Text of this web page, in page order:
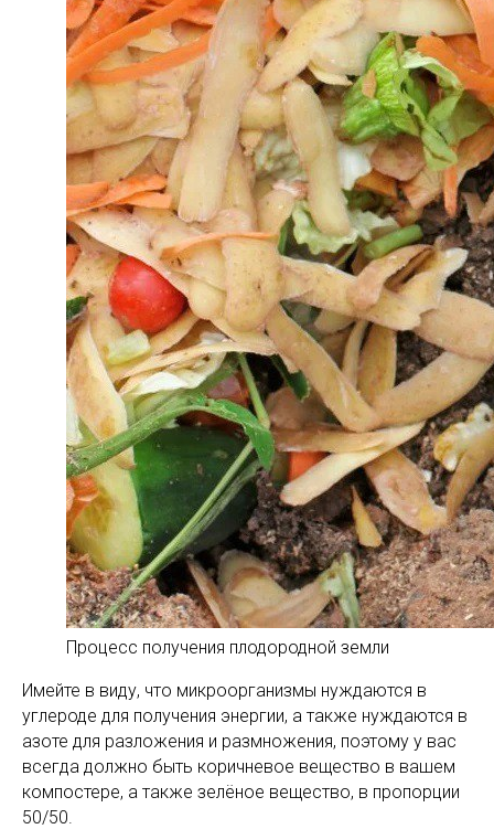
Процесс получения плодородной земли
Имейте в виду, что микроорганизмы нуждаются в
углероде для получения энергии, а также нуждаются в
азоте для разложения и размножения, поэтому у вас
всегда должно быть коричневое вещество в вашем
компостере, а также зелёное вещество, в пропорции
50/50.